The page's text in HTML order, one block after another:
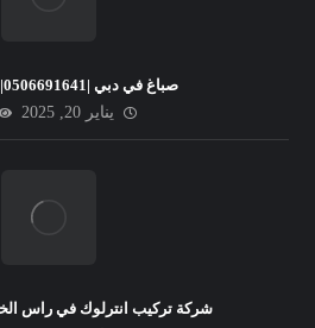
صباغ في دبي |0506691641| ارخص صباغ
يناير 20, 2025
شركة تركيب انترلوك في راس الخيمة